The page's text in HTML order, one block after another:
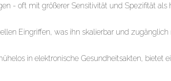
- oft mit größerer Sensitivität und Spezifität
Eingriffen, was ihn skalierbar und zugänglich
in elektronische Gesundheitsakten, bietet